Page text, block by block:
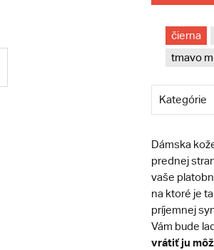
čierna
tmavo
Kategórie
Dámska
prednej
vaše
na ktoré je
príjemnej
Vám bude
vrátiť ju